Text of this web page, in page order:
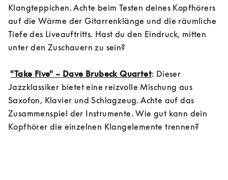
Klangteppichen. Achte beim Testen deines Kopfhörers
auf die Wärme der Gitarrenklänge und die räumliche
Tiefe des Liveauftritts. Hast du den Eindruck, mitten
unter den Zuschauern zu sein?
"Take Five" – Dave Brubeck Quartet: Dieser
Jazzklassiker bietet eine reizvolle Mischung aus
Saxofon, Klavier und Schlagzeug. Achte auf das
Zusammenspiel der Instrumente. Wie gut kann dein
Kopfhörer die einzelnen Klangelemente trennen?